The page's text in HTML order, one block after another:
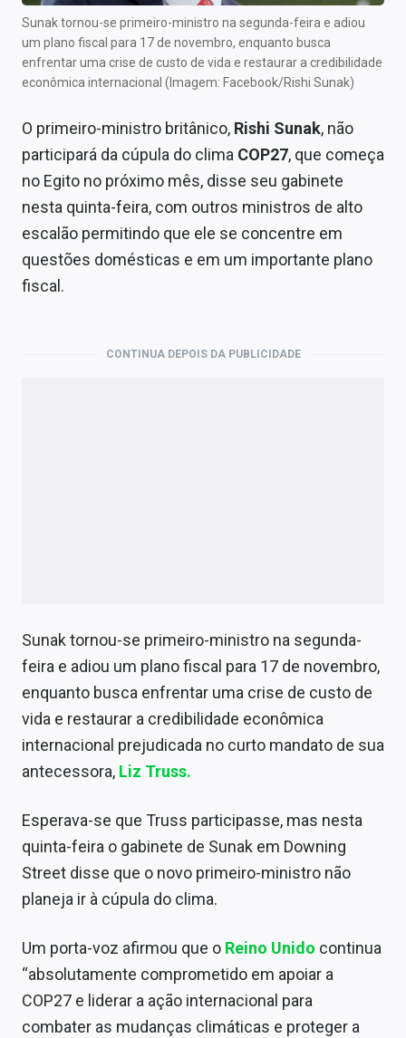
Central dos IPOs
Renda Fixa
Finanças Pessoais
Mercados
Economia
Empresas
Política
Contato
Sunak tornou-se primeiro-ministro na segunda-feira e adiou
um plano fiscal para 17 de novembro, enquanto busca
enfrentar uma crise de custo de vida e restaurar a credibilidade
econômica internacional (Imagem: Facebook/Rishi Sunak)
O primeiro-ministro britânico, Rishi Sunak, não
participará da cúpula do clima COP27, que começa
no Egito no próximo mês, disse seu gabinete
nesta quinta-feira, com outros ministros de alto
escalão permitindo que ele se concentre em
questões domésticas e em um importante plano
fiscal.
CONTINUA DEPOIS DA PUBLICIDADE
Sunak tornou-se primeiro-ministro na segunda-
feira e adiou um plano fiscal para 17 de novembro,
enquanto busca enfrentar uma crise de custo de
vida e restaurar a credibilidade econômica
internacional prejudicada no curto mandato de sua
antecessora, Liz Truss.
Esperava-se que Truss participasse, mas nesta
quinta-feira o gabinete de Sunak em Downing
Street disse que o novo primeiro-ministro não
planeja ir à cúpula do clima.
Um porta-voz afirmou que o Reino Unido continua
“absolutamente comprometido em apoiar a
COP27 e liderar a ação internacional para
combater as mudanças climáticas e proteger a